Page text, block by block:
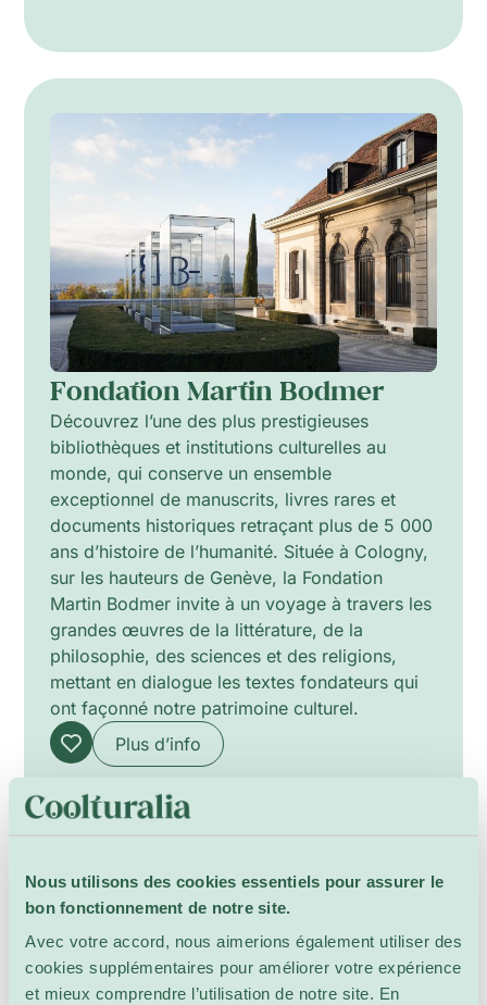
Nous utilisons des cookies essentiels pour assurer le
bon fonctionnement de notre site.
Avec votre accord, nous aimerions également utiliser des
cookies supplémentaires pour améliorer votre expérience
et mieux comprendre l’utilisation de notre site. En
Fondation Martin Bodmer
Découvrez l’une des plus prestigieuses
bibliothèques et institutions culturelles au
monde, qui conserve un ensemble
exceptionnel de manuscrits, livres rares et
documents historiques retraçant plus de 5 000
ans d’histoire de l’humanité. Située à Cologny,
sur les hauteurs de Genève, la Fondation
Martin Bodmer invite à un voyage à travers les
grandes œuvres de la littérature, de la
philosophie, des sciences et des religions,
mettant en dialogue les textes fondateurs qui
ont façonné notre patrimoine culturel.
Plus d’info